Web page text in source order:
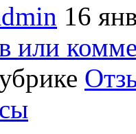
16
или